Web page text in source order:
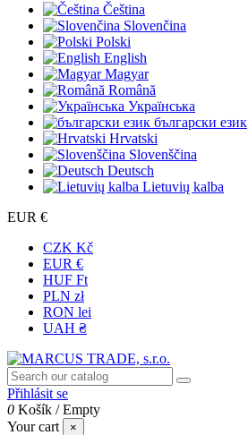
Čeština
Slovenčina
Polski
English
Magyar
Română
Українська
български език
Hrvatski
Slovenščina
Deutsch
Lietuvių kalba
EUR €
CZK Kč
EUR €
HUF Ft
PLN zł
RON lei
UAH ₴
Přihlásit se
0 Košík /Empty
Your cart
×